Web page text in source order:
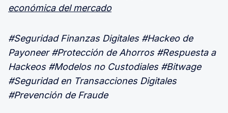
económica del mercado
#Seguridad Finanzas Digitales #Hackeo de
Payoneer #Protección de Ahorros #Respuesta a
Hackeos #Modelos no Custodiales #Bitwage
#Seguridad en Transacciones Digitales
#Prevención de Fraude